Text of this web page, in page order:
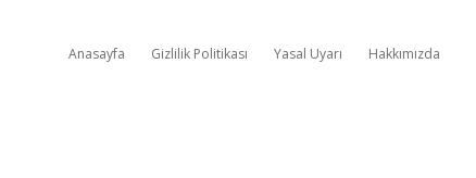
Anasayfa Gizlilik Politikası Yasal Uyarı Hakkımızda